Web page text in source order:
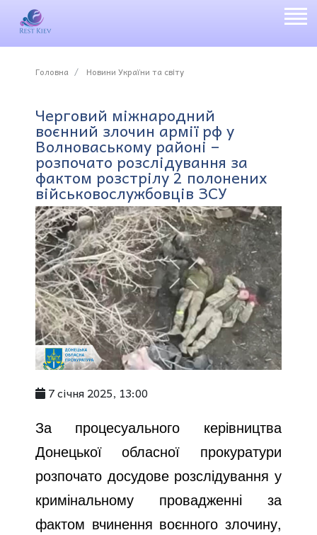
Головна Новини України та світу
Черговий міжнародний
воєнний злочин армії рф у
Волноваському районі –
розпочато розслідування за
фактом розстрілу 2 полонених
військовослужбовців ЗСУ
7 січня 2025, 13:00
За процесуального керівництва
Донецької обласної прокуратури
розпочато досудове розслідування у
кримінальному провадженні за
фактом вчинення воєнного злочину,